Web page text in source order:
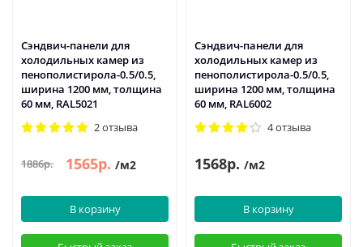
Сэндвич-панели для
холодильных камер из
пенополистирола-0.5/0.5,
ширина 1200 мм, толщина
60 мм, RAL5021
2 отзыва
1886р. 1565р. /м2
В корзину
Сэндвич-панели для
холодильных камер из
пенополистирола-0.5/0.5,
ширина 1200 мм, толщина
60 мм, RAL6002
4 отзыва
1568р. /м2
В корзину